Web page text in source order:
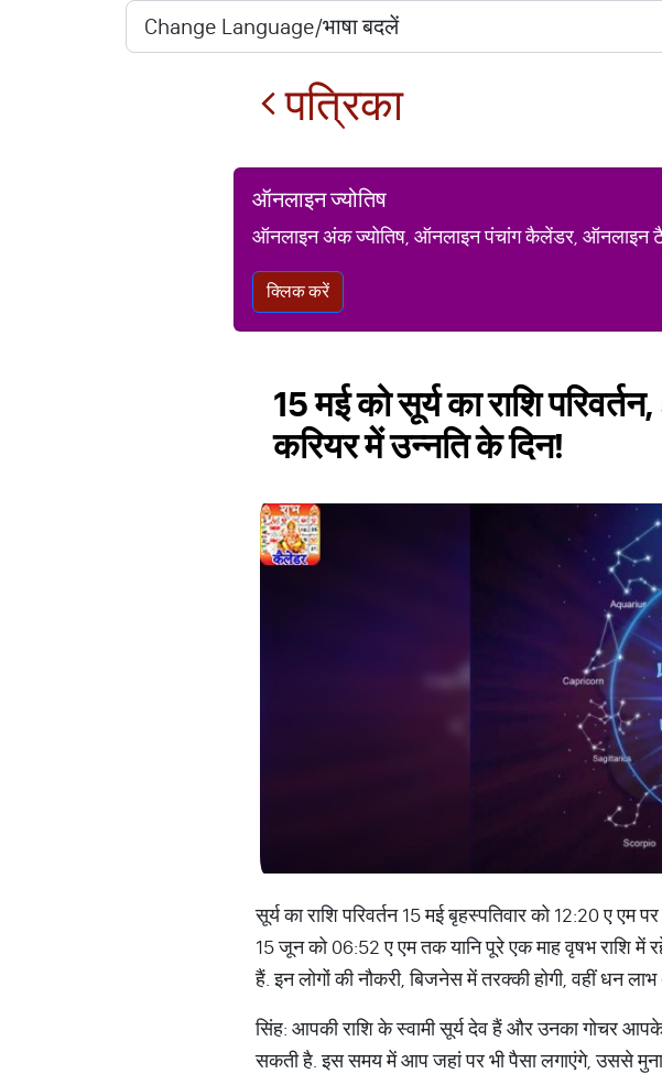
पत्रिका
ऑनलाइन ज्योतिष
ऑनलाइन अंक ज्योतिष, ऑनलाइन पंचांग कैलेंडर, ऑनलाइन
क्लिक करें
15 मई को सूर्य का राशि
करियर में उन्नति के दिन!
सूर्य का राशि परिवर्तन 15 मई बृहस्पतिवार को 12:20 ए एम
15 जून को 06:52 ए एम तक यानि पूरे एक माह वृषभ राशि
हैं. इन लोगों की नौकरी, बिजनेस में तरक्की होगी, वहीं धन
सिंह: आपकी राशि के स्वामी सूर्य देव हैं और उनका गोचर
सकती है. इस समय में आप जहां पर भी पैसा लगाएंगे, उससे